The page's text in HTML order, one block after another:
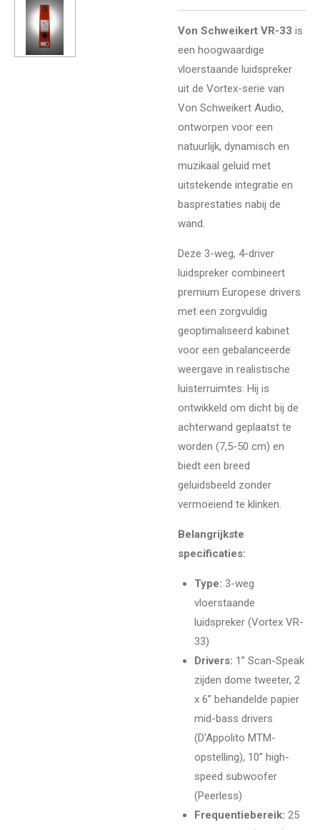
Von Schweikert VR-33 is
een hoogwaardige
vloerstaande luidspreker
uit de Vortex-serie van
Von Schweikert Audio,
ontworpen voor een
natuurlijk, dynamisch en
muzikaal geluid met
uitstekende integratie en
basprestaties nabij de
wand.
Deze 3-weg, 4-driver
luidspreker combineert
premium Europese drivers
met een zorgvuldig
geoptimaliseerd kabinet
voor een gebalanceerde
weergave in realistische
luisterruimtes. Hij is
ontwikkeld om dicht bij de
achterwand geplaatst te
worden (7,5-50 cm) en
biedt een breed
geluidsbeeld zonder
vermoeiend te klinken.
Belangrijkste
specificaties:
Type: 3-weg
vloerstaande
luidspreker (Vortex VR-
33)
Drivers: 1” Scan-Speak
zijden dome tweeter, 2
x 6” behandelde papier
mid-bass drivers
(D'Appolito MTM-
opstelling), 10” high-
speed subwoofer
(Peerless)
Frequentiebereik: 25